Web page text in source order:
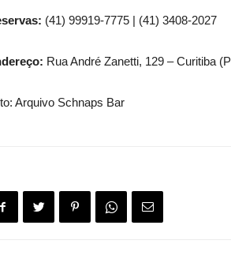
(41) 99919-7775 | (41) 3408-2027
Rua André Zanetti, 129 – Curitiba
Arquivo Schnaps Bar